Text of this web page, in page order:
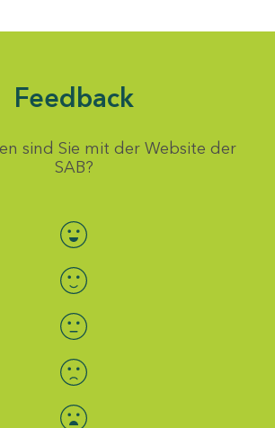
Feedback
sind Sie mit der Website der
SAB?
Bewertung auswählen